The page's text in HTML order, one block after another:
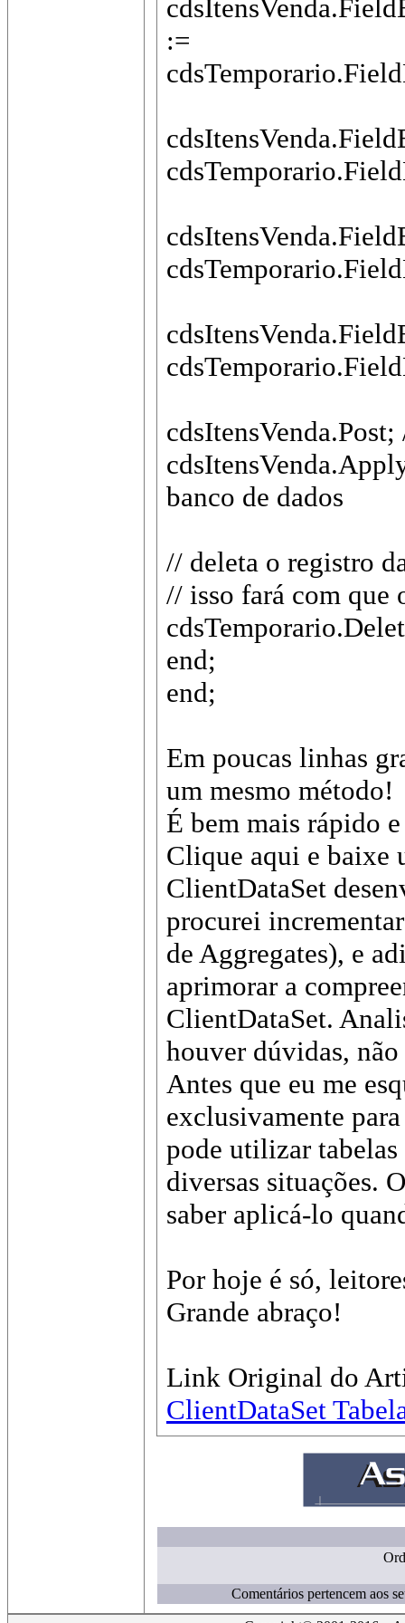
:=
banco de dados
// deleta o registro
// isso fará com
end;
end;
Em poucas linhas
um mesmo método!
É bem mais rápido
Clique aqui e baixe
ClientDataSet
procurei
de Aggregates), e
aprimorar a
ClientDataSet.
houver dúvidas,
Antes que eu me
exclusivamente
pode utilizar
diversas situações.
saber aplicá-lo
Por hoje é só,
Grande abraço!
Link Original do
ClientDataSet
Comentários pertencem aos